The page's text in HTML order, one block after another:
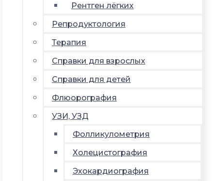
Рентген лёгких
Репродуктология
Терапия
Справки для взрослых
Справки для детей
Флюорография
УЗИ, УЗД
Фолликулометрия
Холецистография
Эхокардиография